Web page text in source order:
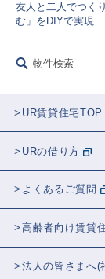
友人と二人でつく
む」をDIYで実現
物件検索
UR賃貸住宅TOP
URの借り方
よくあるご質問
高齢者向け賃貸
法人の皆さまへ(